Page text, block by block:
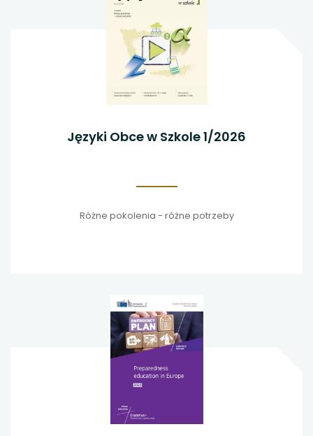
Języki Obce w Szkole 1/2026
Różne pokolenia - różne potrzeby